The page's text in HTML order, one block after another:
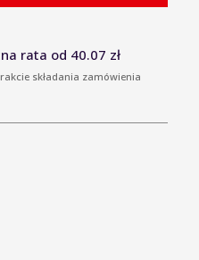
rata od 40.07 zł
składania zamówienia